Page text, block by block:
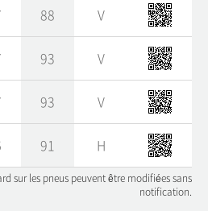
88 V
93 V
93 V
91 H
sur les pneus peuvent être modifiées sans
notification.